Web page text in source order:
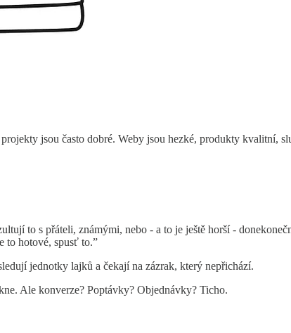
jsou často dobré. Weby jsou hezké, produkty kvalitní,
to s přáteli, známými, nebo - a to je ještě horší -
to hotové, spusť to.”
jednotky lajků a čekají na zázrak, který nepřichází.
Ale konverze? Poptávky? Objednávky? Ticho.